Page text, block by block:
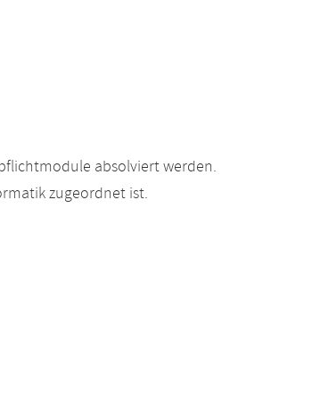
absolviert werden.
zugeordnet ist.